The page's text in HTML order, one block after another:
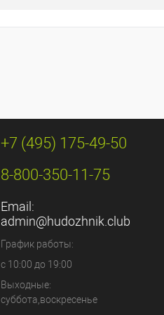
+7 (495) 175-49-50
8-800-350-11-75
Email:
admin@hudozhnik.club
График работы:
с 10:00 до 19:00
Выходные:
суббота,воскресенье